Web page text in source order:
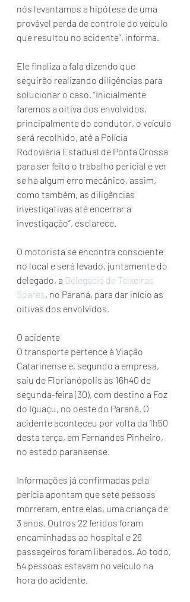
nós levantamos a hipótese de uma
provável perda de controle do veículo
que resultou no acidente”, informa.
Ele finaliza a fala dizendo que
seguirão realizando diligências para
solucionar o caso. “Inicialmente
faremos a oitiva dos envolvidos,
principalmente do condutor, o veículo
será recolhido, até a Polícia
Rodoviária Estadual de Ponta Grossa
para ser feito o trabalho pericial e ver
se há algum erro mecânico, assim,
como também, as diligências
investigativas até encerrar a
investigação”, esclarece.
O motorista se encontra consciente
no local e será levado, juntamente do
delegado, a Delegacia de Teixeiras
Soares, no Paraná, para dar início as
oitivas dos envolvidos.
O acidente
O transporte pertence à Viação
Catarinense e, segundo a empresa,
saiu de Florianópolis às 16h40 de
segunda-feira (30), com destino a Foz
do Iguaçu, no oeste do Paraná. O
acidente aconteceu por volta da 1h50
desta terça, em Fernandes Pinheiro,
no estado paranaense.
Informações já confirmadas pela
perícia apontam que sete pessoas
morreram, entre elas, uma criança de
3 anos. Outros 22 feridos foram
encaminhadas ao hospital e 26
passageiros foram liberados. Ao todo,
54 pessoas estavam no veículo na
hora do acidente.